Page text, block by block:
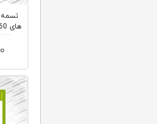
های L8058 , L8100 , L8160 ,...